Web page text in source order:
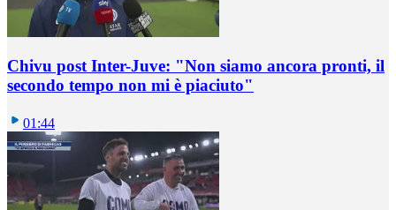
Chivu post Inter-Juve: "Non siamo ancora pronti, il
secondo tempo non mi è piaciuto"
01:44